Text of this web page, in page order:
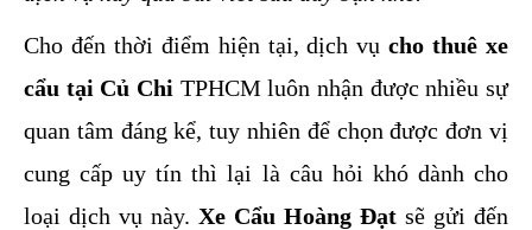
Cho đến thời điểm hiện tại, dịch vụ cho thuê xe
cẩu tại Củ Chi TPHCM luôn nhận được nhiều sự
quan tâm đáng kể, tuy nhiên để chọn được đơn vị
cung cấp uy tín thì lại là câu hỏi khó dành cho
loại dịch vụ này. Xe Cẩu Hoàng Đạt sẽ gửi đến